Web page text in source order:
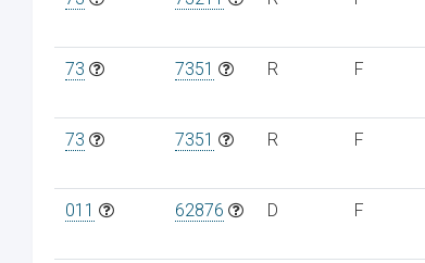
73 7351 R F
73 7351 R F
011 62876 D F